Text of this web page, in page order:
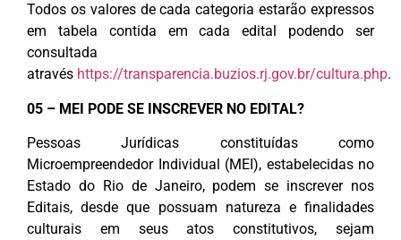
Todos os valores de cada categoria estarão expressos
em tabela contida em cada edital podendo ser
consultada
através https://transparencia.buzios.rj.gov.br/cultura.php.
05 – MEI PODE SE INSCREVER NO EDITAL?
Pessoas Jurídicas constituídas como
Microempreendedor Individual (MEI), estabelecidas no
Estado do Rio de Janeiro, podem se inscrever nos
Editais, desde que possuam natureza e finalidades
culturais em seus atos constitutivos, sejam